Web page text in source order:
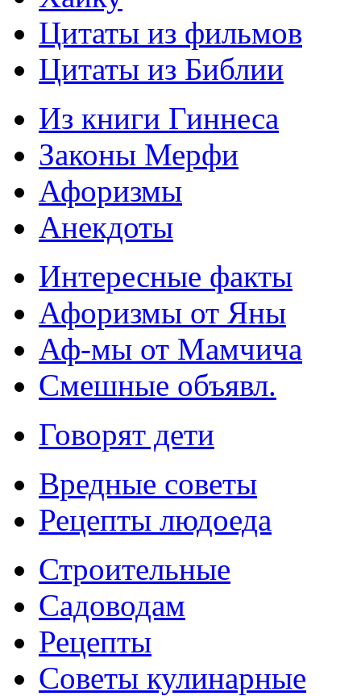
Цитаты из фильмов
Цитаты из Библии
Из книги Гиннеса
Законы Мерфи
Афоризмы
Анекдоты
Интересные факты
Афоризмы от Яны
Аф-мы от Мамчича
Смешные объявл.
Говорят дети
Вредные советы
Рецепты людоеда
Строительные
Садоводам
Рецепты
Советы кулинарные